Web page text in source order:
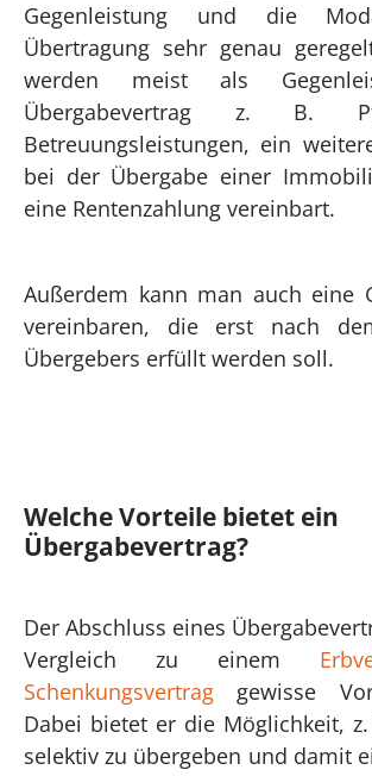
Gegenleistung und die
Übertragung sehr genau
werden meist als
Übergabevertrag z. B.
Betreuungsleistungen, ein
bei der Übergabe einer
eine Rentenzahlung vereinbart.
Außerdem kann man auch eine
vereinbaren, die erst nach
Übergebers erfüllt werden soll.
Welche Vorteile bietet ein
Übergabevertrag?
Der Abschluss eines
Vergleich zu einem
Schenkungsvertrag gewisse
Dabei bietet er die Möglichkeit,
selektiv zu übergeben und damit